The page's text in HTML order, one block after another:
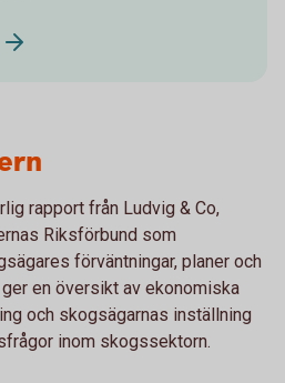
rapport från Ludvig & Co,
Riksförbund som
förväntningar, planer och
en översikt av ekonomiska
och skogsägarnas inställning
inom skogssektorn.